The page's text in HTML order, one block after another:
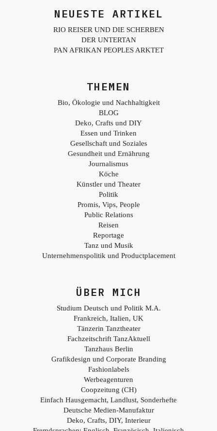
NEUESTE ARTIKEL
RIO REISER UND DIE SCHERBEN
DER UNTERTAN
PAN AFRIKAN PEOPLES ARKTET
THEMEN
Bio, Ökologie und Nachhaltigkeit
BLOG
Deko, Crafts und DIY
Essen und Trinken
Gesellschaft und Soziales
Gesundheit und Ernährung
Journalismus
Köche
Künstler und Theater
Politik
Promis, Vips, People
Public Relations
Reisen
Reportage
Tanz und Musik
Unternehmenspolitik und Productplacement
ÜBER MICH
Studium Deutsch und Politik M.A.
Frankreich, Italien, UK
Tänzerin Tanztheater
Fachzeitschrift TanzAktuell
Tanzhaus Berlin
Grafikdesign und Corporate Branding
Fashionlabels
Werbeagenturen
Coopzeitung (CH)
Einfach Hausgemacht, Landlust, Sonderhefte
Deutsche Medien-Manufaktur
Deko, Crafts, DIY, Interieur